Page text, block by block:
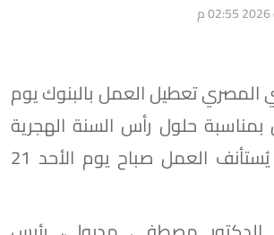
المصري تعطيل العمل بالبنوك يوم
حلول رأس السنة الهجرية
1448 ، على أن يُستأنف العمل صباح يوم الأحد 21